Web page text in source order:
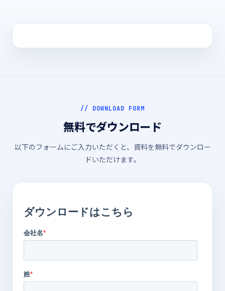
// DOWNLOAD FORM
無料でダウンロード
以下のフォームにご入力いただくと、資料を無料でダウンロー
ドいただけます。